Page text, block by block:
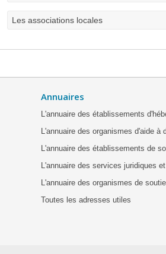
Les associations locales
Annuaires
L'annuaire des établissements
L'annuaire des organismes d'aide à
L'annuaire des établissements de
L'annuaire des services juridiques
L'annuaire des organismes de
Toutes les adresses utiles